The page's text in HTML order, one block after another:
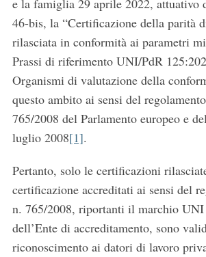
e la famiglia 29 aprile 2022, attuativo
46-bis, la “Certificazione della parità
rilasciata in conformità ai parametri
Prassi di riferimento UNI/PdR
Organismi di valutazione della
questo ambito ai sensi del
765/2008 del Parlamento europeo e
luglio 2008[1].
Pertanto, solo le certificazioni
certificazione accreditati ai sensi del
n. 765/2008, riportanti il marchio
dell’Ente di accreditamento, sono
riconoscimento ai datori di lavoro